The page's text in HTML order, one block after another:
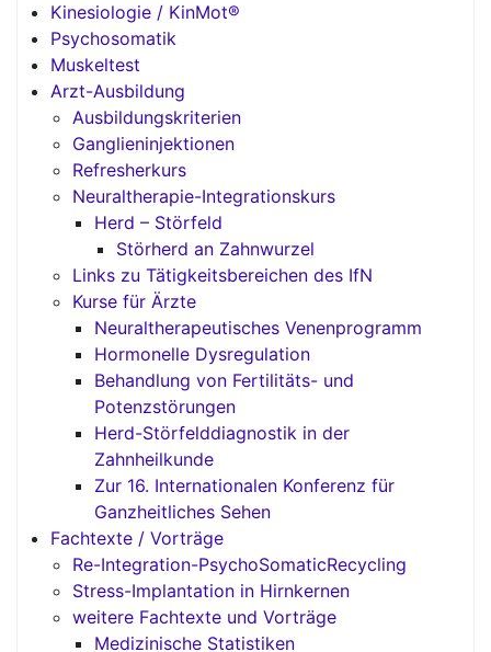
Kinesiologie / KinMot®
Psychosomatik
Muskeltest
Arzt-Ausbildung
Ausbildungskriterien
Ganglieninjektionen
Refresherkurs
Neuraltherapie-Integrationskurs
Herd – Störfeld
Störherd an Zahnwurzel
Links zu Tätigkeitsbereichen des IfN
Kurse für Ärzte
Neuraltherapeutisches Venenprogramm
Hormonelle Dysregulation
Behandlung von Fertilitäts- und
Potenzstörungen
Herd-Störfelddiagnostik in der
Zahnheilkunde
Zur 16. Internationalen Konferenz für
Ganzheitliches Sehen
Fachtexte / Vorträge
Re-Integration-PsychoSomaticRecycling
Stress-Implantation in Hirnkernen
weitere Fachtexte und Vorträge
Medizinische Statistiken